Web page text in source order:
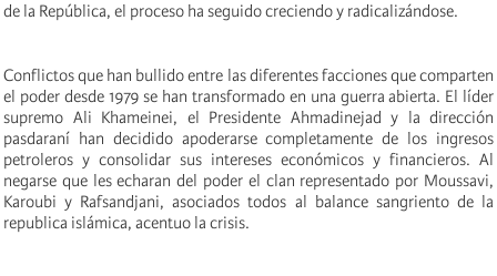
de la República, el proceso ha seguido creciendo y radicalizándose.
Conflictos que han bullido entre las diferentes facciones que comparten
el poder desde 1979 se han transformado en una guerra abierta. El líder
supremo Ali Khameinei, el Presidente Ahmadinejad y la dirección
pasdaraní han decidido apoderarse completamente de los ingresos
petroleros y consolidar sus intereses económicos y financieros. Al
negarse que les echaran del poder el clan representado por Moussavi,
Karoubi y Rafsandjani, asociados todos al balance sangriento de la
republica islámica, acentuo la crisis.